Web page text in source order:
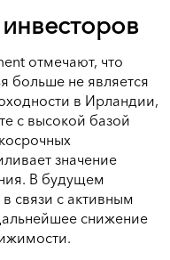
отмечают, что
больше не является
в Ирландии,
с высокой базой
значение
В будущем
связи с активным
снижение